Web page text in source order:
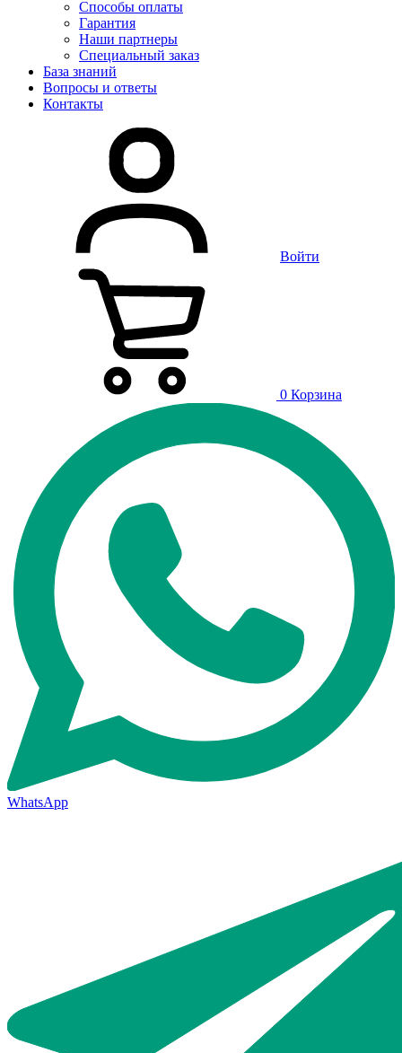
Способы оплаты
Гарантия
Наши партнеры
Специальный заказ
База знаний
Вопросы и ответы
Контакты
Войти
0 Корзина
WhatsApp